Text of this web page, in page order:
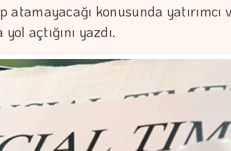
konusunda yatırımcı
açtığını yazdı.